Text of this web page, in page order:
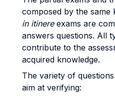
composed by the same
in itinereexams are
answers questions. All
contribute to the
acquired knowledge.
The variety of
aim at verifying: